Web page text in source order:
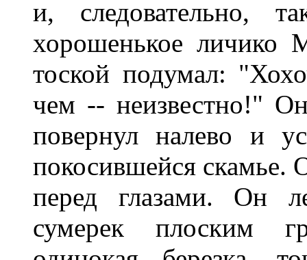
и, следовательно,
хорошенькое личико
тоской подумал:
чем -- неизвестно!"
повернул налево и
покосившейся скамье.
перед глазами. Он
сумерек плоским